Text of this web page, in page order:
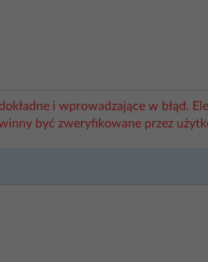
i wprowadzające w błąd.
być zweryfikowane przez